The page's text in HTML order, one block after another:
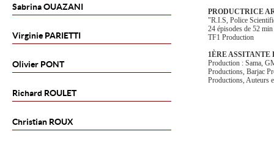
SabrinaOUAZANI
Virginie PARIETTI
Olivier PONT
Richard ROULET
Christian ROUX
PRODUCTRICE
"R.I.S, Police
24 épisodes de 52 min
TF1 Production
1ÈRE
Production : Sama,
Productions, Barjac
Productions, Auteurs